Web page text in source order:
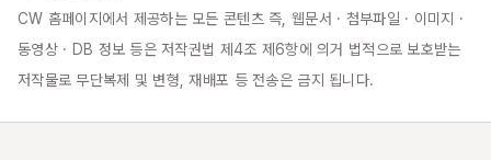
CW 홈페이지에서 제공하는 모든 콘텐츠 즉, 웹문서 · 첨부파일 · 이미지 ·
동영상 · DB 정보 등은 저작권법 제4조 제6항에 의거 법적으로 보호받는
저작물로 무단복제 및 변형, 재배포 등 전송은 금지 됩니다.